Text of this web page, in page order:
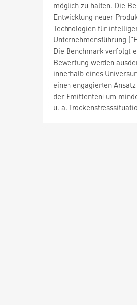
möglich zu halten. Die
Entwicklung neuer
Technologien für
Unternehmensführung
Die Benchmark verfolgt
Bewertung werden
innerhalb eines
einen engagierten
der Emittenten) um
u. a.